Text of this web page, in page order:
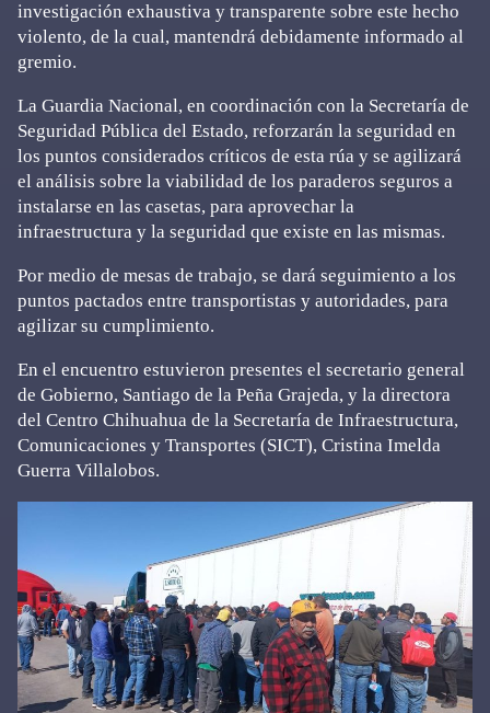
investigación exhaustiva y transparente sobre este hecho
violento, de la cual, mantendrá debidamente informado al
gremio.
La Guardia Nacional, en coordinación con la Secretaría de
Seguridad Pública del Estado, reforzarán la seguridad en
los puntos considerados críticos de esta rúa y se agilizará
el análisis sobre la viabilidad de los paraderos seguros a
instalarse en las casetas, para aprovechar la
infraestructura y la seguridad que existe en las mismas.
Por medio de mesas de trabajo, se dará seguimiento a los
puntos pactados entre transportistas y autoridades, para
agilizar su cumplimiento.
En el encuentro estuvieron presentes el secretario general
de Gobierno, Santiago de la Peña Grajeda, y la directora
del Centro Chihuahua de la Secretaría de Infraestructura,
Comunicaciones y Transportes (SICT), Cristina Imelda
Guerra Villalobos.